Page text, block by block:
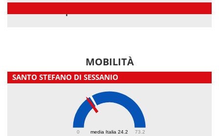
MOBILITÀ
SANTO STEFANO DI SESSANIO
media Italia 24.2
0 73.2